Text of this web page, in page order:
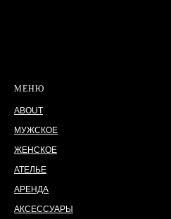
МЕНЮ
ABOUT
МУЖСКОЕ
ЖЕНСКОЕ
АТЕЛЬЕ
АРЕНДА
АКСЕССУАРЫ